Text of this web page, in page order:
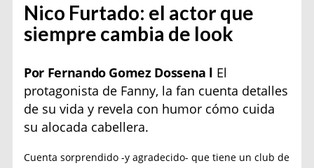
Nico Furtado: el actor que
siempre cambia de look
Por Fernando Gomez Dossena l El
protagonista de Fanny, la fan cuenta detalles
de su vida y revela con humor cómo cuida
su alocada cabellera.
Cuenta sorprendido -y agradecido- que tiene un club de